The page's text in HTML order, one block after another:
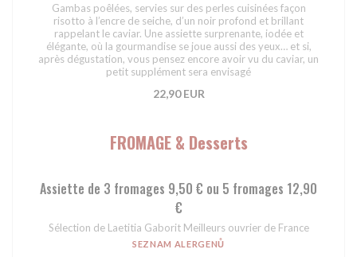
Gambas poêlées, servies sur des perles cuisinées façon
risotto à l’encre de seiche, d’un noir profond et brillant
rappelant le caviar. Une assiette surprenante, iodée et
élégante, où la gourmandise se joue aussi des yeux… et si,
après dégustation, vous pensez encore avoir vu du caviar, un
petit supplément sera envisagé
22,90 EUR
FROMAGE & Desserts
Assiette de 3 fromages 9,50 € ou 5 fromages 12,90
€
Sélection de Laetitia Gaborit Meilleurs ouvrier de France
SEZNAM ALERGENŮ